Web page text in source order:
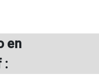
en
: